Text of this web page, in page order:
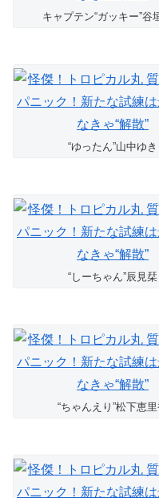
キャプテン“ガッキー”谷
“ゆったん”山中ゆき
“しーちゃん”辰見栞
“ちゃんえり”松下恵里